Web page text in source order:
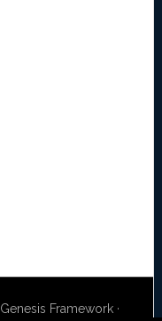
Genesis Framework ·